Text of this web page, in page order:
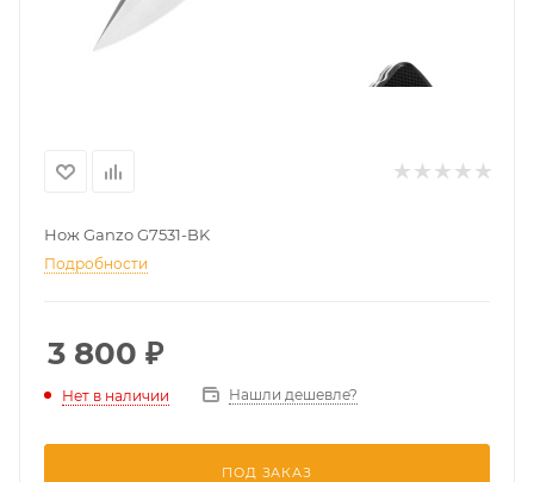
Нож Ganzo G7531-BK
Подробности
3 800 ₽
Нет в наличии Нашли дешевле?
ПОД ЗАКАЗ